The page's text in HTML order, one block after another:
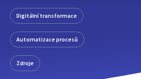
Digitální transformace
Automatizace procesů
Zdroje